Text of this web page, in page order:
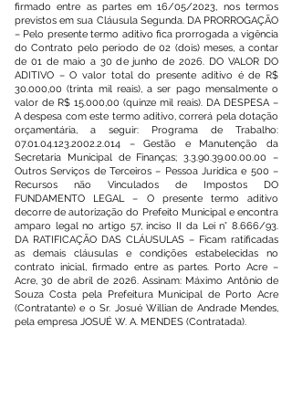
firmado entre as partes em 16/05/2023, nos termos
previstos em sua Cláusula Segunda. DA PRORROGAÇÃO
– Pelo presente termo aditivo fica prorrogada a vigência
do Contrato pelo período de 02 (dois) meses, a contar
de 01 de maio a 30 de junho de 2026. DO VALOR DO
ADITIVO – O valor total do presente aditivo é de R$
30.000,00 (trinta mil reais), a ser pago mensalmente o
valor de R$ 15.000,00 (quinze mil reais). DA DESPESA –
A despesa com este termo aditivo, correrá pela dotação
orçamentária, a seguir: Programa de Trabalho:
07.01.04.123.2002.2.014 – Gestão e Manutenção da
Secretaria Municipal de Finanças;3.3.90.39.00.00.00 –
Outros Serviços de Terceiros – Pessoa Jurídica e 500 –
Recursos não Vinculados de Impostos DO
FUNDAMENTO LEGAL – O presente termo aditivo
decorre de autorização do Prefeito Municipal e encontra
amparo legal no artigo 57, inciso II da Lei n° 8.666/93.
DA RATIFICAÇÃO DAS CLÁUSULAS – Ficam ratificadas
as demais cláusulas e condições estabelecidas no
contrato inicial, firmado entre as partes. Porto Acre –
Acre, 30 de abril de 2026. Assinam: Máximo Antônio de
Souza Costa pela Prefeitura Municipal de Porto Acre
(Contratante) e o Sr. Josué Willian de Andrade Mendes,
pela empresa JOSUÉ W. A. MENDES (Contratada).